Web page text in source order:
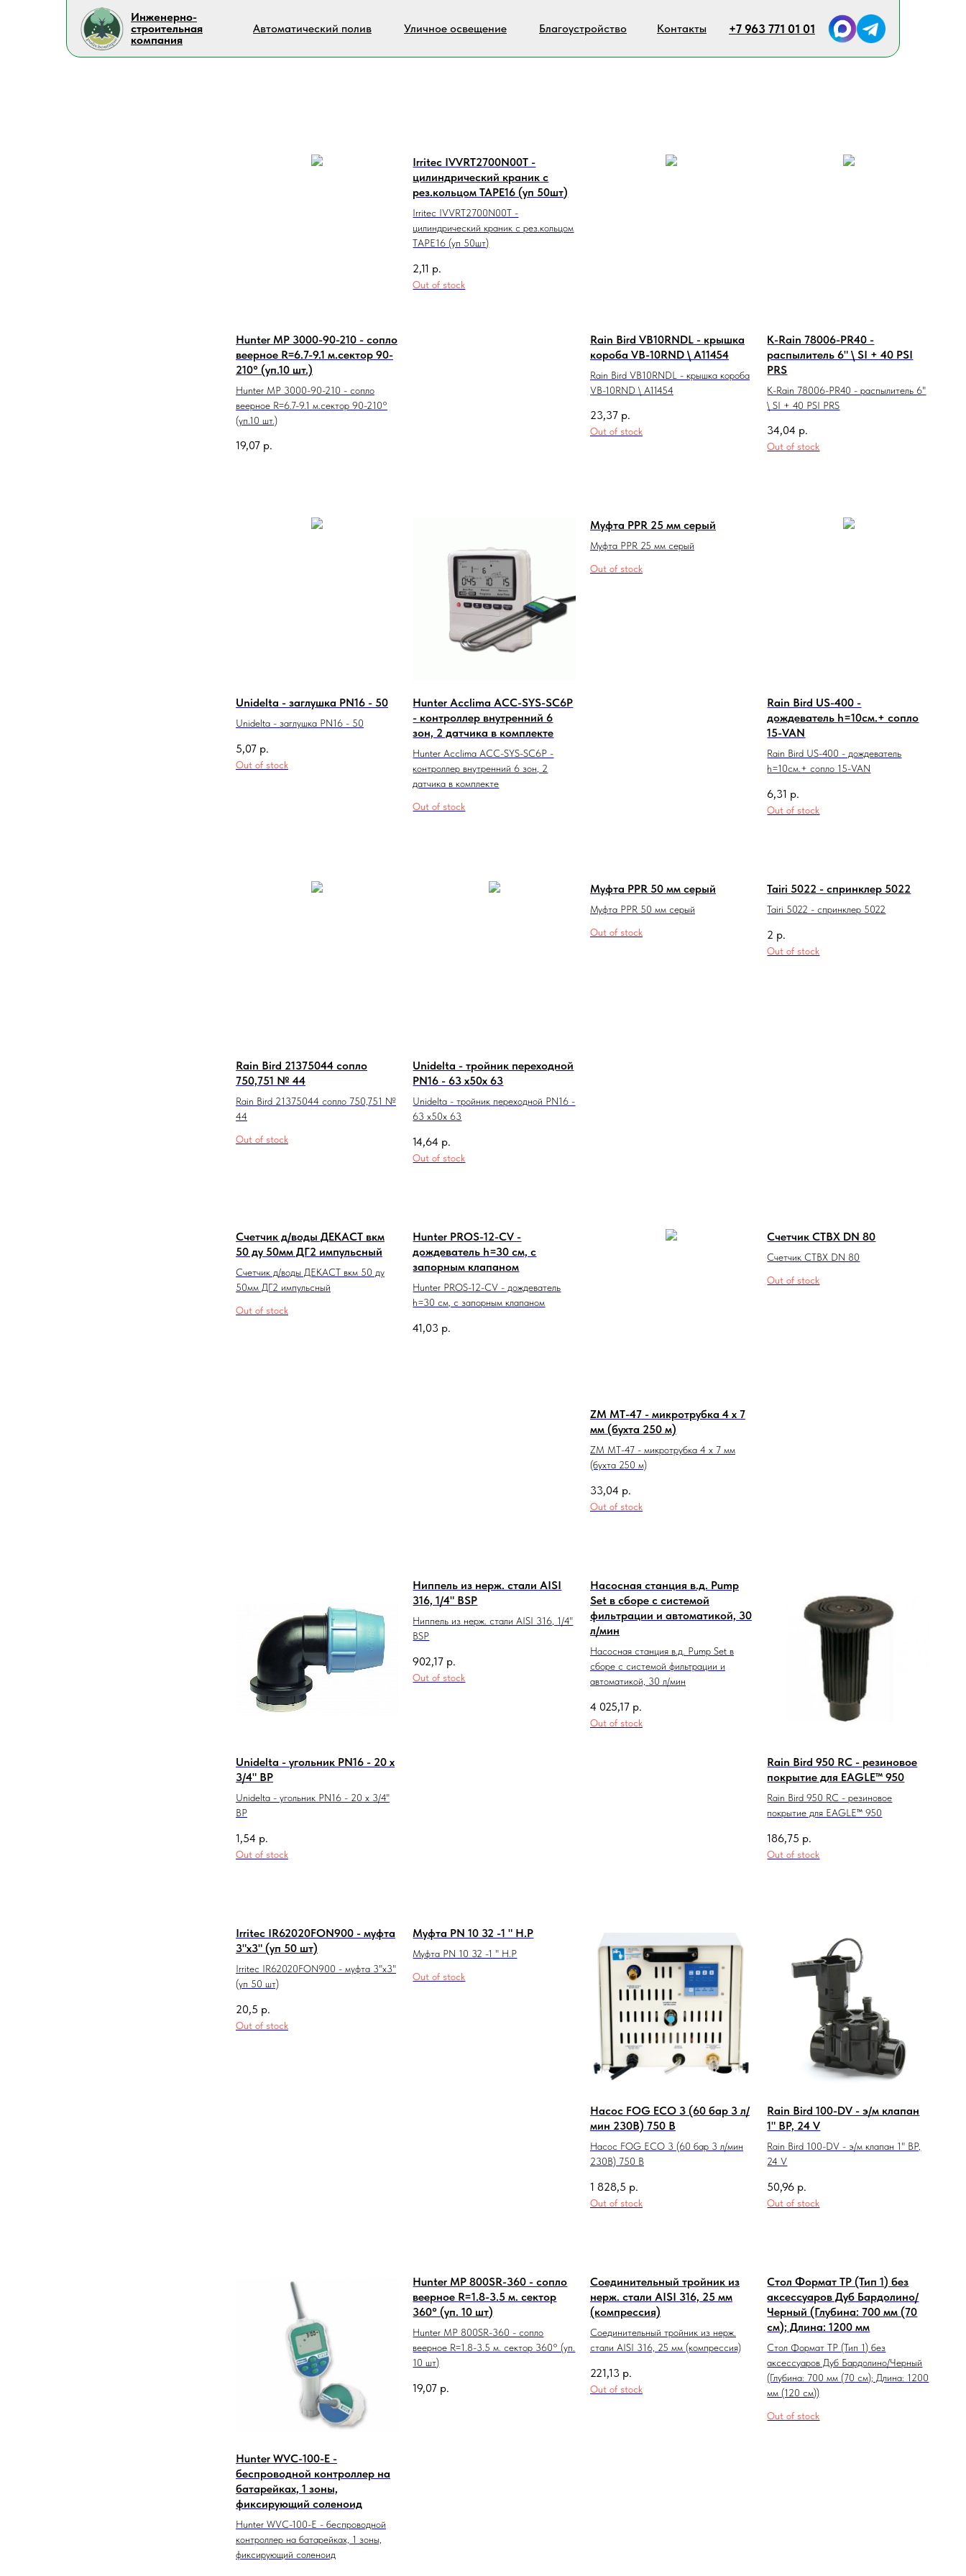
Инженерно-
строительная
компания
Автоматический полив Уличное освещение Благоустройство Контакты +7 963 771 01 01
Hunter MP 3000-90-210 - cопло
веерное R=6.7-9.1 м.сектор 90-
210° (уп.10 шт.)
Hunter MP 3000-90-210 - cопло
веерное R=6.7-9.1 м.сектор 90-210°
(уп.10 шт.)
19,07 р.
Irritec IVVRT2700N00T -
цилиндрический краник с
рез.кольцом TAPE16 (уп 50шт)
Irritec IVVRT2700N00T -
цилиндрический краник с рез.кольцом
TAPE16 (уп 50шт)
2,11 р.
Out of stock
Rain Bird VB10RNDL - крышка
короба VB-10RND \ A11454
Rain Bird VB10RNDL - крышка короба
VB-10RND \ A11454
23,37 р.
Out of stock
K-Rain 78006-PR40 -
распылитель 6" \ SI + 40 PSI
PRS
K-Rain 78006-PR40 - распылитель 6"
\ SI + 40 PSI PRS
34,04 р.
Out of stock
Unidelta - заглушка PN16 - 50
Unidelta - заглушка PN16 - 50
5,07 р.
Out of stock
Hunter Acclima ACC-SYS-SC6P
- контроллер внутренний 6
зон, 2 датчика в комплекте
Hunter Acclima ACC-SYS-SC6P -
контроллер внутренний 6 зон, 2
датчика в комплекте
Out of stock
Муфта PPR 25 мм серый
Муфта PPR 25 мм серый
Out of stock
Rain Bird US-400 -
дождеватель h=10см.+ сопло
15-VAN
Rain Bird US-400 - дождеватель
h=10см.+ сопло 15-VAN
6,31 р.
Out of stock
Rain Bird 21375044 сопло
750,751 № 44
Rain Bird 21375044 сопло 750,751 №
44
Out of stock
Unidelta - тройник переходной
PN16 - 63 х50х 63
Unidelta - тройник переходной PN16 -
63 х50х 63
14,64 р.
Out of stock
Муфта PPR 50 мм серый
Муфта PPR 50 мм серый
Out of stock
Tairi 5022 - спринклер 5022
Tairi 5022 - спринклер 5022
2 р.
Out of stock
Счетчик д/воды ДЕКАСТ вкм
50 ду 50мм ДГ2 импульсный
Счетчик д/воды ДЕКАСТ вкм 50 ду
50мм ДГ2 импульсный
Out of stock
Hunter PROS-12-CV -
дождеватель h=30 см, с
запорным клапаном
Hunter PROS-12-CV - дождеватель
h=30 см, с запорным клапаном
41,03 р.
ZM MT-47 - микротрубка 4 x 7
мм (бухта 250 м)
ZM MT-47 - микротрубка 4 x 7 мм
(бухта 250 м)
33,04 р.
Out of stock
Счетчик СТВХ DN 80
Счетчик СТВХ DN 80
Out of stock
Unidelta - угольник PN16 - 20 х
3/4" ВР
Unidelta - угольник PN16 - 20 х 3/4"
ВР
1,54 р.
Out of stock
Ниппель из нерж. стали AISI
316, 1/4" BSP
Ниппель из нерж. стали AISI 316, 1/4"
BSP
902,17 р.
Out of stock
Насосная станция в.д. Pump
Set в сборе с системой
фильтрации и автоматикой, 30
л/мин
Насосная станция в.д. Pump Set в
сборе с системой фильтрации и
автоматикой, 30 л/мин
4 025,17 р.
Out of stock
Rain Bird 950 RC - резиновое
покрытие для EAGLE™ 950
Rain Bird 950 RC - резиновое
покрытие для EAGLE™ 950
186,75 р.
Out of stock
Irritec IR62020FON900 - муфта
3"х3" (уп 50 шт)
Irritec IR62020FON900 - муфта 3"х3"
(уп 50 шт)
20,5 р.
Out of stock
Муфта PN 10 32 -1 " Н.Р
Муфта PN 10 32 -1 " Н.Р
Out of stock
Насос FOG ECO 3 (60 бар 3 л/
мин 230В) 750 В
Насос FOG ECO 3 (60 бар 3 л/мин
230В) 750 В
1 828,5 р.
Out of stock
Rain Bird 100-DV - э/м клапан
1" ВР, 24 V
Rain Bird 100-DV - э/м клапан 1" ВР,
24 V
50,96 р.
Out of stock
Hunter WVC-100-E -
беспроводной контроллер на
батарейках, 1 зоны,
фиксирующий соленоид
Hunter WVC-100-E - беспроводной
контроллер на батарейках, 1 зоны,
фиксирующий соленоид
Hunter MP 800SR-360 - cопло
веерное R=1.8-3.5 м. сектор
360° (уп. 10 шт)
Hunter MP 800SR-360 - cопло
веерное R=1.8-3.5 м. сектор 360° (уп.
10 шт)
19,07 р.
Соединительный тройник из
нерж. стали AISI 316, 25 мм
(компрессия)
Соединительный тройник из нерж.
стали AISI 316, 25 мм (компрессия)
221,13 р.
Out of stock
Стол Формат ТР (Тип 1) без
аксессуаров Дуб Бардолино/
Черный (Глубина: 700 мм (70
см); Длина: 1200 мм
Стол Формат ТР (Тип 1) без
аксессуаров Дуб Бардолино/Черный
(Глубина: 700 мм (70 см); Длина: 1200
мм (120 см))
Out of stock